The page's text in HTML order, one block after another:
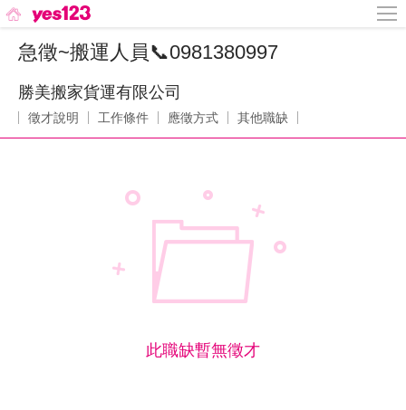
急徵~搬運人員📞0981380997
勝美搬家貨運有限公司
徵才說明 工作條件 應徵方式 其他職缺
此職缺暫無徵才